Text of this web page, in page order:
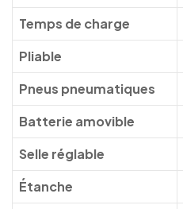
Temps de charge
Pliable
Pneus pneumatiques
Batterie amovible
Selle réglable
Étanche